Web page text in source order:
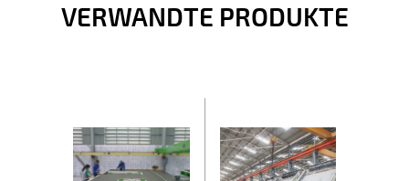
VERWANDTE PRODUKTE